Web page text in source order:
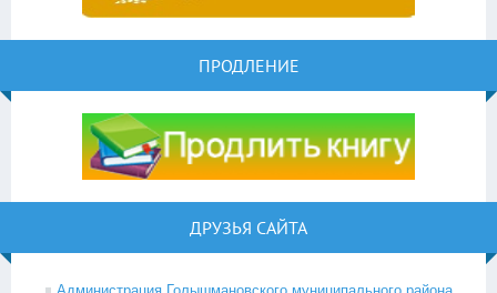
ПРОДЛЕНИЕ
ДРУЗЬЯ САЙТА